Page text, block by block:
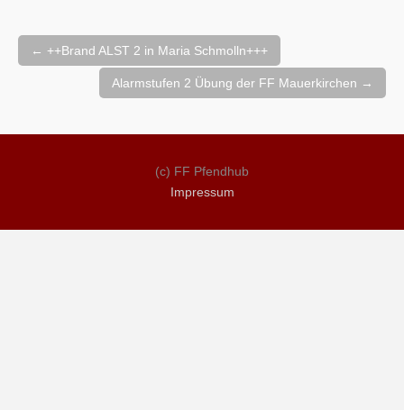
Beitragsnavigation
← ++Brand ALST 2 in Maria Schmolln+++
Alarmstufen 2 Übung der FF Mauerkirchen →
(c) FF Pfendhub
Impressum